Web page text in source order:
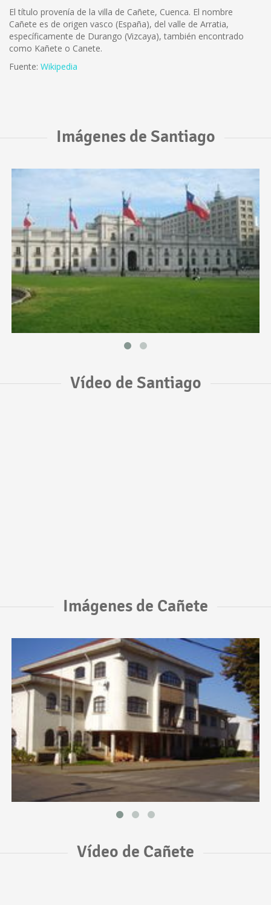
El título provenía de la villa de Cañete, Cuenca. El nombre
Cañete es de origen vasco (España), del valle de Arratia,
específicamente de Durango (Vizcaya), también encontrado
como Kañete o Canete.
Fuente: Wikipedia
Imágenes de Santiago
Vídeo de Santiago
Imágenes de Cañete
Vídeo de Cañete